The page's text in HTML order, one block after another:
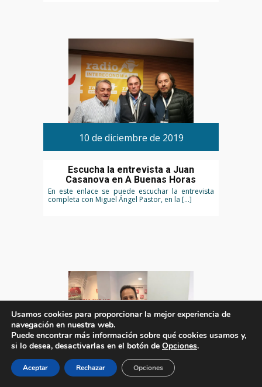
10 de diciembre de 2019
Escucha la entrevista a Juan
Casanova en A Buenas Horas
En este enlace se puede escuchar la entrevista
completa con Miguel Ángel Pastor, en la […]
10 de diciembre de 2019
Usamos cookies para proporcionar la mejor experiencia de
navegación en nuestra web.
Puede encontrar más información sobre qué cookies usamos y,
si lo desea, desactivarlas en el botón de Opciones.
Aceptar Rechazar Opciones